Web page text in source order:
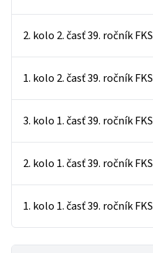
2. kolo 2. časť 39. ročník FKS
1. kolo 2. časť 39. ročník FKS
3. kolo 1. časť 39. ročník FKS
2. kolo 1. časť 39. ročník FKS
1. kolo 1. časť 39. ročník FKS